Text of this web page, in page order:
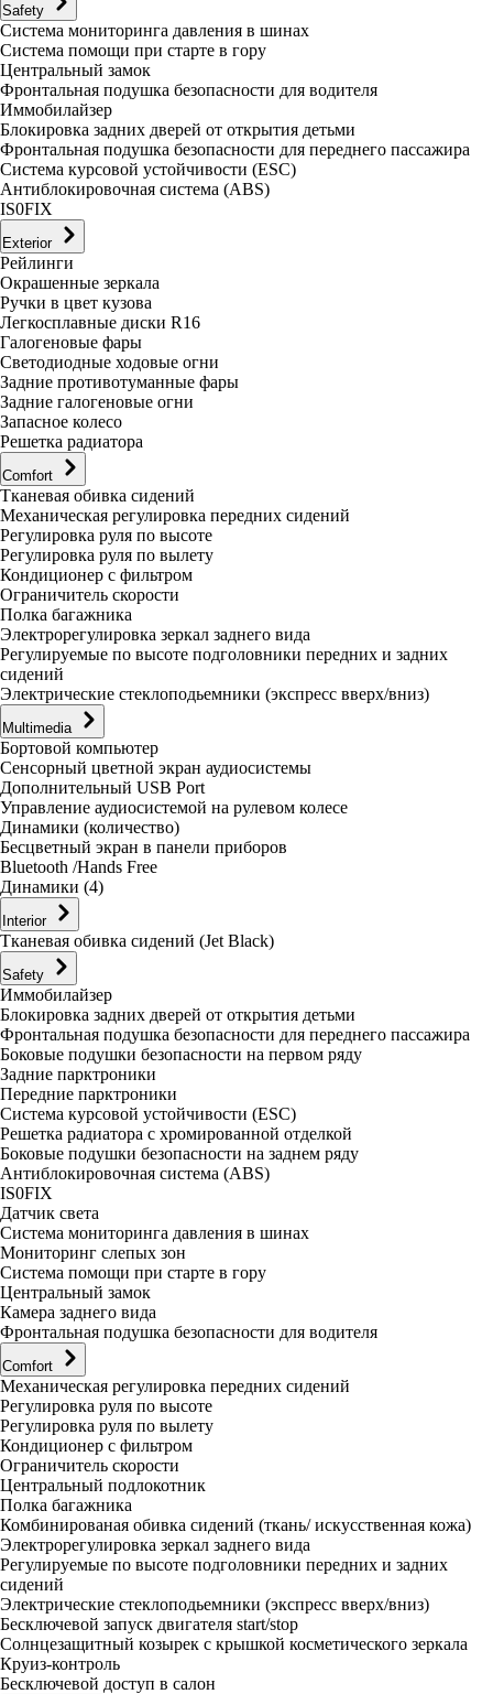
Safety
Система мониторинга давления в шинах
Система помощи при старте в гору
Центральный замок
Фронтальная подушка безопасности для водителя
Иммобилайзер
Блокировка задних дверей от открытия детьми
Фронтальная подушка безопасности для переднего пассажира
Система курсовой устойчивости (ESC)
Антиблокировочная система (ABS)
IS0FIX
Exterior
Рейлинги
Окрашенные зеркала
Ручки в цвет кузова
Легкосплавные диски R16
Галогеновые фары
Светодиодные ходовые огни
Задние противотуманные фары
Задние галогеновые огни
Запасное колесо
Решетка радиатора
Comfort
Тканевая обивка сидений
Механическая регулировка передних сидений
Регулировка руля по высоте
Регулировка руля по вылету
Кондиционер с фильтром
Ограничитель скорости
Полка багажника
Электрорегулировка зеркал заднего вида
Регулируемые по высоте подголовники передних и задних
сидений
Электрические стеклоподьемники (экспресс вверх/вниз)
Multimedia
Бортовой компьютер
Сенсорный цветной экран аудиосистемы
Дополнительный USB Port
Управление аудиосистемой на рулевом колесе
Динамики (количество)
Бесцветный экран в панели приборов
Bluetooth /Hands Free
Динамики (4)
Interior
Тканевая обивка сидений (Jet Black)
Safety
Иммобилайзер
Блокировка задних дверей от открытия детьми
Фронтальная подушка безопасности для переднего пассажира
Боковые подушки безопасности на первом ряду
Задние парктроники
Передние парктроники
Система курсовой устойчивости (ESC)
Решетка радиатора с хромированной отделкой
Боковые подушки безопасности на заднем ряду
Антиблокировочная система (ABS)
IS0FIX
Датчик света
Система мониторинга давления в шинах
Мониторинг слепых зон
Система помощи при старте в гору
Центральный замок
Камера заднего вида
Фронтальная подушка безопасности для водителя
Comfort
Механическая регулировка передних сидений
Регулировка руля по высоте
Регулировка руля по вылету
Кондиционер с фильтром
Ограничитель скорости
Центральный подлокотник
Полка багажника
Комбинированая обивка сидений (ткань/ искусственная кожа)
Электрорегулировка зеркал заднего вида
Регулируемые по высоте подголовники передних и задних
сидений
Электрические стеклоподьемники (экспресс вверх/вниз)
Бесключевой запуск двигателя start/stop
Солнцезащитный козырек с крышкой косметического зеркала
Круиз-контроль
Бесключевой доступ в салон